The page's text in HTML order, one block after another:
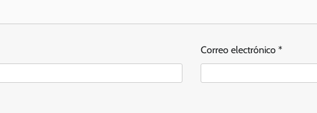
Correo electrónico *